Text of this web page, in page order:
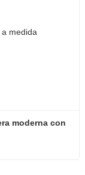
moderna con